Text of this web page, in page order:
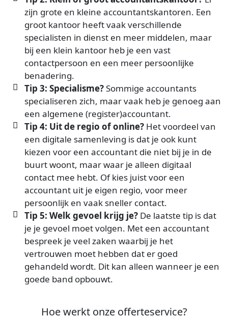
zijn grote en kleine accountantskantoren. Een
groot kantoor heeft vaak verschillende
specialisten in dienst en meer middelen, maar
bij een klein kantoor heb je een vast
contactpersoon en een meer persoonlijke
benadering.
Tip 3: Specialisme?Sommige accountants
specialiseren zich, maar vaak heb je genoeg aan
een algemene (register)accountant.
Tip 4: Uit de regio of online? Het voordeel van
een digitale samenleving is dat je ook kunt
kiezen voor een accountant die niet bij je in de
buurt woont, maar waar je alleen digitaal
contact mee hebt. Of kies juist voor een
accountant uit je eigen regio, voor meer
persoonlijk en vaak sneller contact.
Tip 5: Welk gevoel krijg je? De laatste tip is dat
je je gevoel moet volgen. Met een accountant
bespreek je veel zaken waarbij je het
vertrouwen moet hebben dat er goed
gehandeld wordt. Dit kan alleen wanneer je een
goede band opbouwt.
Hoe werkt onze offerteservice?